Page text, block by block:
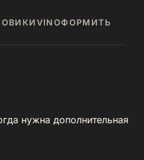
VINОФОРМИТЬ
нужна дополнительная